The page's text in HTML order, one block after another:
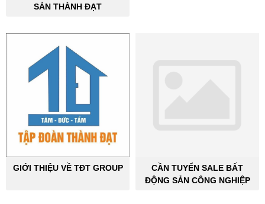
SẢN THÀNH ĐẠT
GIỚI THIỆU VỀ TĐT GROUP
CẦN TUYỂN SALE BẤT
ĐỘNG SẢN CÔNG NGHIỆP